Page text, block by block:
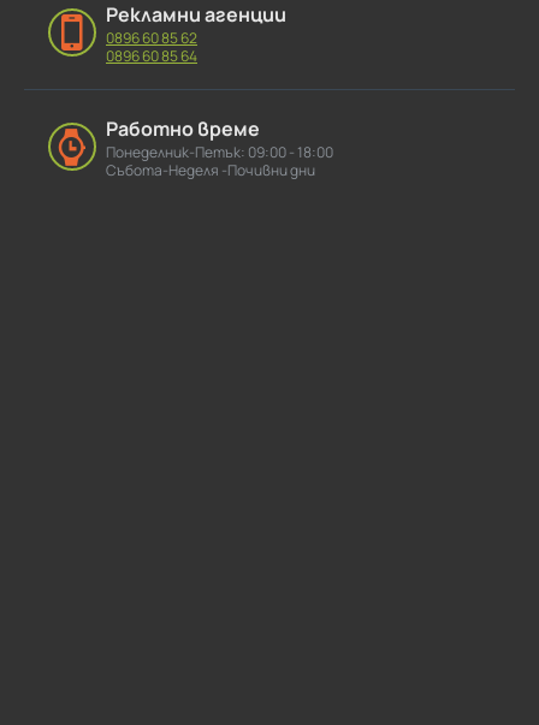
Рекламни агенции
0896 60 85 62
0896 60 85 64
Работно време
Понеделник-Петък: 09:00 - 18:00
Събота-Неделя -Почивни дни